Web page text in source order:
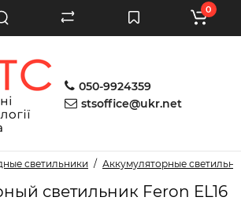
050-9924359
stsoffice@ukr.net
0
светильники Аккумуляторные
светильник Feron EL16